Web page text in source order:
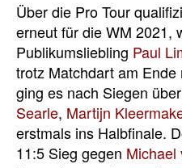
Über die Pro Tour
erneut für die WM 2021,
Publikumsliebling Paul
trotz Matchdart am
ging es nach Siegen über
Searle, Martijn
erstmals ins Halbfinale.
11:5 Sieg gegen Michael